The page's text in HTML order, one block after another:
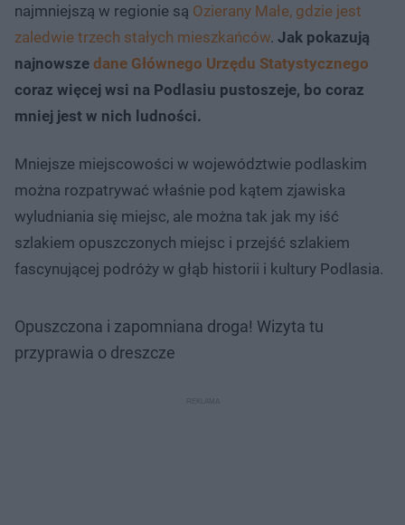
najmniejszą w regionie są Ozierany Małe, gdzie jest
zaledwie trzech stałych mieszkańców. Jak pokazują
najnowsze dane Głównego Urzędu Statystycznego
coraz więcej wsi na Podlasiu pustoszeje, bo coraz
mniej jest w nich ludności.
Mniejsze miejscowości w województwie podlaskim
można rozpatrywać właśnie pod kątem zjawiska
wyludniania się miejsc, ale można tak jak my iść
szlakiem opuszczonych miejsc i przejść szlakiem
fascynującej podróży w głąb historii i kultury Podlasia.
Opuszczona i zapomniana droga! Wizyta tu
przyprawia o dreszcze